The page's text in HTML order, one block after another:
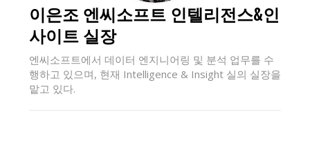
이은조 엔씨소프트 인텔리전스&인
사이트 실장
엔씨소프트에서 데이터 엔지니어링 및 분석 업무를 수
행하고 있으며, 현재 Intelligence & Insight 실의 실장을
맡고 있다.